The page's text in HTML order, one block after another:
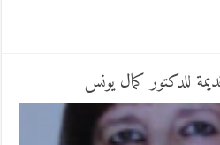
للدكتور كمال يونس